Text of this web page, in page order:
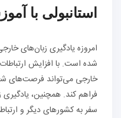
استانبولی با
امروزه یادگیری زبان‌های
شده است. با افزایش
خارجی می‌تواند فرصت‌های
فراهم کند. همچنین، یادگیری
سفر به کشورهای دیگر و